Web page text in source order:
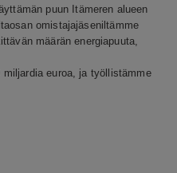
puun Itämeren alueen
omistajajäseniltämme
määrän energiapuuta,
euroa, ja työllistämme